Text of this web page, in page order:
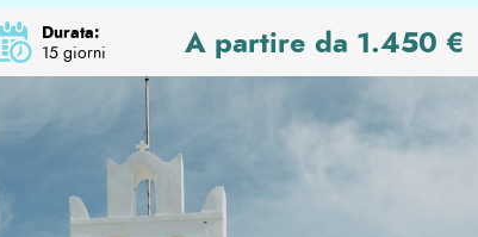
Durata:
15 giorni A partire da 1.450 €